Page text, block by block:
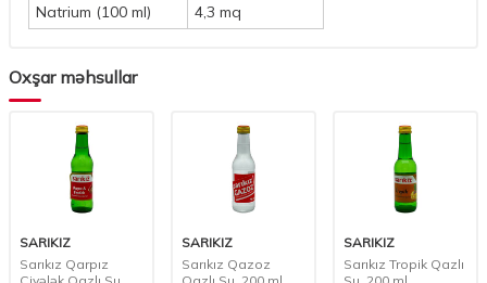
Natrium (100 ml)
4,3 mq
Oxşar məhsullar
SARIKIZ
Sarıkız Qarpız
SARIKIZ
Sarıkız Qazoz
SARIKIZ
Sarıkız Tropik Qazlı